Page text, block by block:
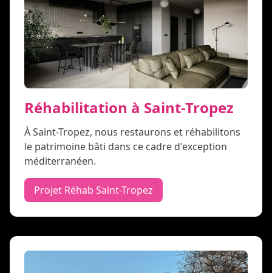
Réhabilitation à Saint-Tropez
À Saint-Tropez, nous restaurons et réhabilitons
le patrimoine bâti dans ce cadre d'exception
méditerranéen.
Projet Réhab Saint-Tropez